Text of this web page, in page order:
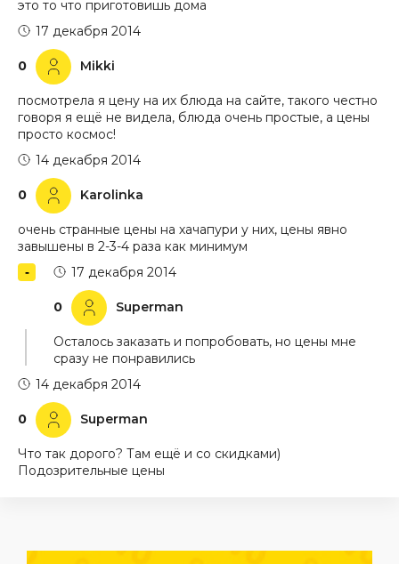
это то что приготовишь дома
0 Mikki
17 декабря 2014
посмотрела я цену на их блюда на сайте, такого честно
говоря я ещё не видела, блюда очень простые, а цены
просто космос!
0 Karolinka
14 декабря 2014
очень странные цены на хачапури у них, цены явно
завышены в 2-3-4 раза как минимум
0 Superman
17 декабря 2014
Осталось заказать и попробовать, но цены мне
сразу не понравились
0 Superman
14 декабря 2014
Что так дорого? Там ещё и со скидками)
Подозрительные цены